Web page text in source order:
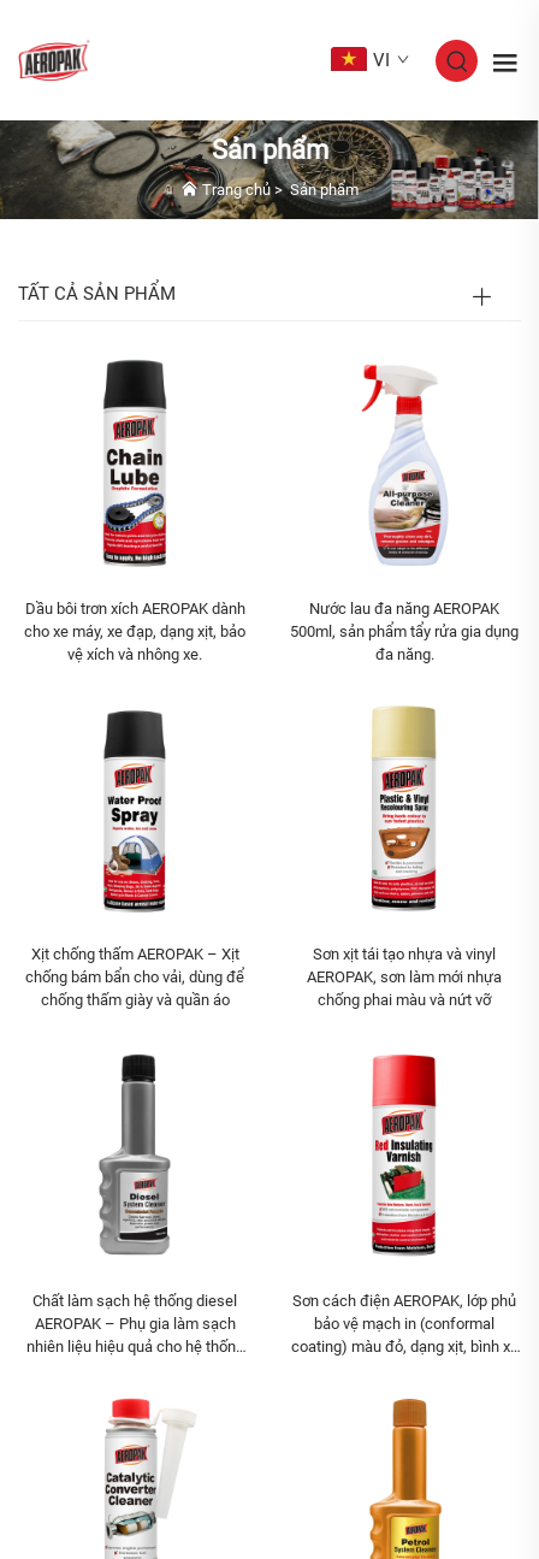
VI
Sản phẩm
Trang chủ >Sản phẩm
TẤT CẢ SẢN PHẨM
Dầu bôi trơn xích AEROPAK dành
cho xe máy, xe đạp, dạng xịt, bảo
vệ xích và nhông xe.
Nước lau đa năng AEROPAK
500ml, sản phẩm tẩy rửa gia dụng
đa năng.
Xịt chống thấm AEROPAK – Xịt
chống bám bẩn cho vải, dùng để
chống thấm giày và quần áo
Sơn xịt tái tạo nhựa và vinyl
AEROPAK, sơn làm mới nhựa
chống phai màu và nứt vỡ
Chất làm sạch hệ thống diesel
AEROPAK – Phụ gia làm sạch
nhiên liệu hiệu quả cho hệ thống
Sơn cách điện AEROPAK, lớp phủ
bảo vệ mạch in (conformal
coating) màu đỏ, dạng xịt, bình xịt